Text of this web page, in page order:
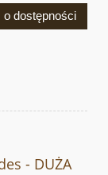
o dostępności
- DUŻA